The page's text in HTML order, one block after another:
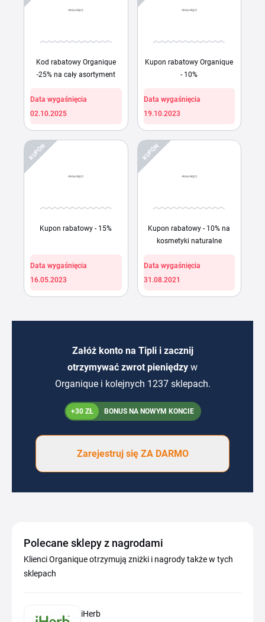
Kod rabatowy Organique
-25% na cały asortyment
Data wygaśnięcia
02.10.2025
Kupon rabatowy Organique
- 10%
Data wygaśnięcia
19.10.2023
KUPÓN
Kupon rabatowy - 15%
Data wygaśnięcia
16.05.2023
KUPÓN
Kupon rabatowy - 10% na
kosmetyki naturalne
Data wygaśnięcia
31.08.2021
Załóż konto na Tipli i zacznij
otrzymywać zwrot pieniędzy w
Organique i kolejnych 1237 sklepach.
+30 ZŁ BONUS NA NOWYM KONCIE
Zarejestruj się ZA DARMO
Polecane sklepy z nagrodami
Klienci Organique otrzymują zniżki i nagrody także w tych
sklepach
iHerb